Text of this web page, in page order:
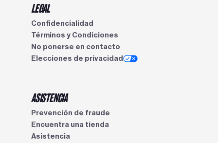
LEGAL
Confidencialidad
Términos y Condiciones
No ponerse en contacto
Elecciones de privacidad
ASISTENCIA
Prevención de fraude
Encuentra una tienda
Asistencia